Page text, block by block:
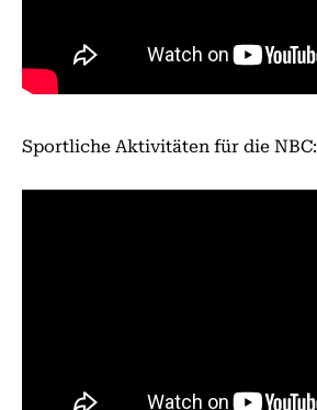
Sportliche Aktivitäten für die NBC: